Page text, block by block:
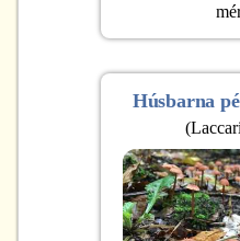
Húsbarna
(